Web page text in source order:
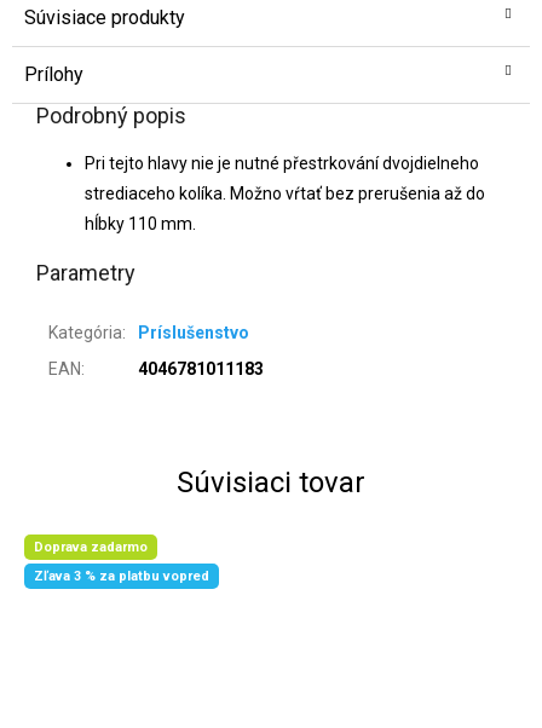
Súvisiace produkty
Prílohy
Podrobný popis
Pri tejto hlavy nie je nutné přestrkování dvojdielneho
strediaceho kolíka. Možno vŕtať bez prerušenia až do
hĺbky 110 mm.
Parametry
Kategória:
Príslušenstvo
EAN: 4046781011183
Súvisiaci tovar
Doprava zadarmo
Zľava 3 % za platbu vopred